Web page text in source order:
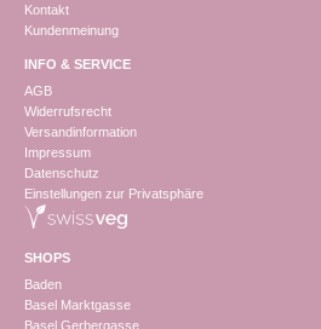
Kontakt
Kundenmeinung
INFO & SERVICE
AGB
Widerrufsrecht
Versandinformation
Impressum
Datenschutz
Einstellungen zur Privatsphäre
SHOPS
Baden
Basel Marktgasse
Basel Gerbergasse